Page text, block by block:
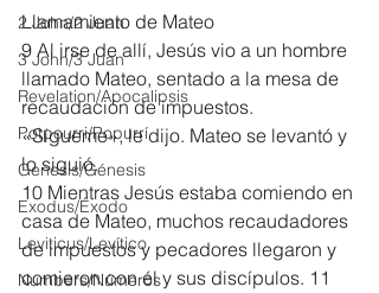
2 John/2 Juan
3 John/3 Juan
Revelation/Apocalipsis
Potpourri/Popurrí
Genesis/Génesis
Exodus/Éxodo
Leviticus/Levítico
Numbers/Números
Llamamiento de Mateo
9 Al irse de allí, Jesús vio a un hombre
llamado Mateo, sentado a la mesa de
recaudación de impuestos.
«Sígueme», le dijo. Mateo se levantó y
lo siguió.
10 Mientras Jesús estaba comiendo en
casa de Mateo, muchos recaudadores
de impuestos y pecadores llegaron y
comieron con él y sus discípulos. 11